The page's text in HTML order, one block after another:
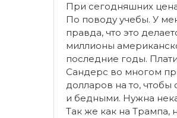
При сегодняшних
По поводу учебы. У
правда, что это
миллионы
последние годы.
Сандерс во многом
долларов на то,
и бедными. Нужна
Так же как на Трампа,